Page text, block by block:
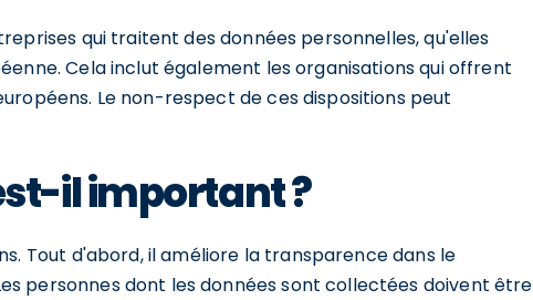
qui traitent des données personnelles, qu'elles
Cela inclut également les organisations qui offrent
Le non-respect de ces dispositions peut
il important ?
Tout d'abord, il améliore la transparence dans le
personnes dont les données sont collectées doivent être